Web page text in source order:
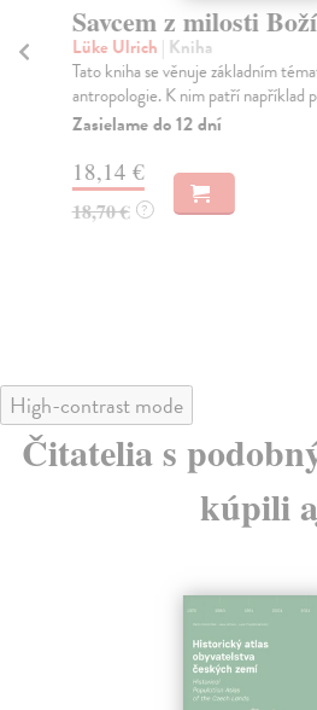
Savcem z milosti Boží
Lüke Ulrich | Kniha
Tato kniha se věnuje základním
antropologie. K nim patří například
Zasielame do 12 dní
18,14 €
18,70 € ?
High-contrast mode
Čitatelia s
kúpili